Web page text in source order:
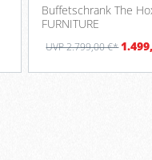
Buffetschrank The
FURNITURE
UVP 2.799,00 €*